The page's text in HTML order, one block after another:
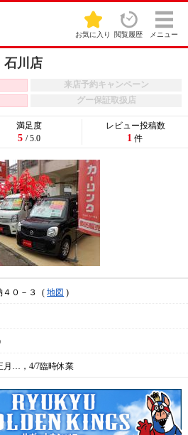
お気に入り 閲覧履歴 メニュー
川店
来店予約キャンペーン
グー保証取扱店
０－３ 地図
月…，4/7臨時休業
満足度
5 / 5.0
レビュー投稿数
1 件